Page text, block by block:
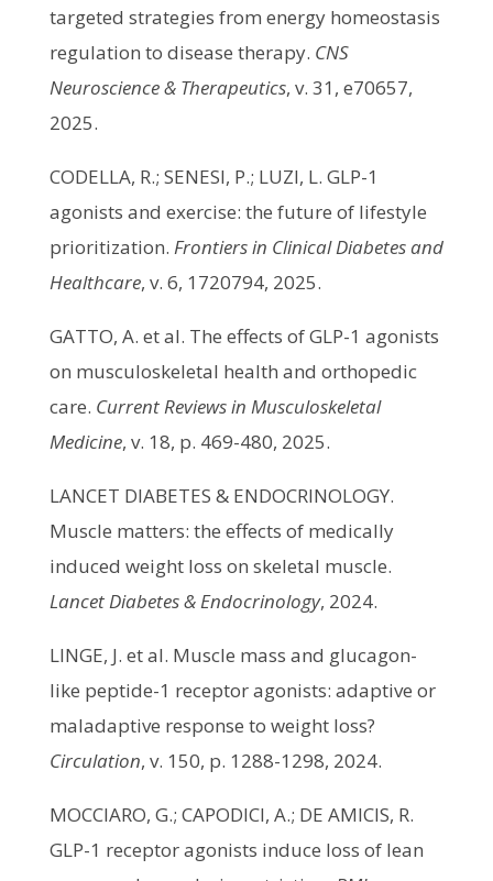
targeted strategies from energy homeostasis
regulation to disease therapy. CNS
Neuroscience & Therapeutics, v. 31, e70657,
2025.
CODELLA, R.; SENESI, P.; LUZI, L. GLP-1
agonists and exercise: the future of lifestyle
prioritization. Frontiers in Clinical Diabetes and
Healthcare, v. 6, 1720794, 2025.
GATTO, A. et al. The effects of GLP-1 agonists
on musculoskeletal health and orthopedic
care. Current Reviews in Musculoskeletal
Medicine, v. 18, p. 469-480, 2025.
LANCET DIABETES & ENDOCRINOLOGY.
Muscle matters: the effects of medically
induced weight loss on skeletal muscle.
Lancet Diabetes & Endocrinology, 2024.
LINGE, J. et al. Muscle mass and glucagon-
like peptide-1 receptor agonists: adaptive or
maladaptive response to weight loss?
Circulation, v. 150, p. 1288-1298, 2024.
MOCCIARO, G.; CAPODICI, A.; DE AMICIS, R.
GLP-1 receptor agonists induce loss of lean